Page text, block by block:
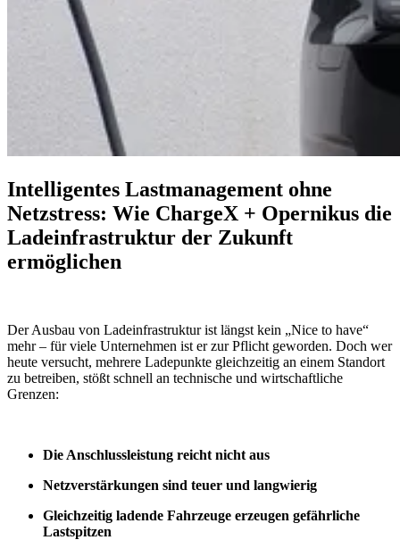
Intelligentes Lastmanagement ohne
Netzstress: Wie ChargeX + Opernikus die
Ladeinfrastruktur der Zukunft
ermöglichen
Der Ausbau von Ladeinfrastruktur ist längst kein „Nice to have“
mehr – für viele Unternehmen ist er zur Pflicht geworden. Doch wer
heute versucht, mehrere Ladepunkte gleichzeitig an einem Standort
zu betreiben, stößt schnell an technische und wirtschaftliche
Grenzen:
Die Anschlussleistung reicht nicht aus
Netzverstärkungen sind teuer und langwierig
Gleichzeitig ladende Fahrzeuge erzeugen gefährliche
Lastspitzen